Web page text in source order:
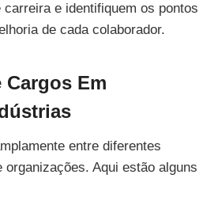
e identifiquem os pontos
de cada colaborador.
Cargos Em
entre diferentes
organizações. Aqui estão alguns